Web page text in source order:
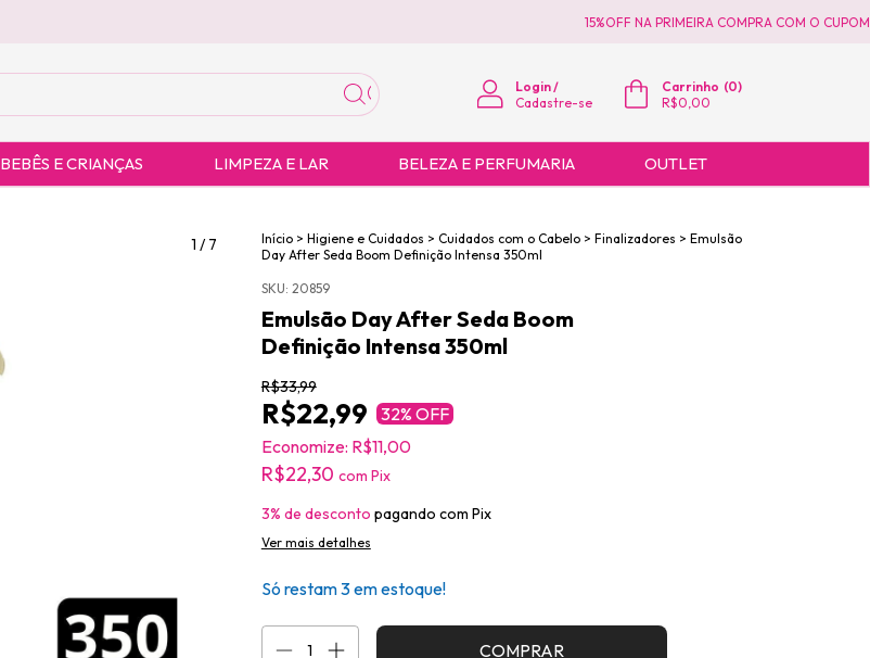
15%OFF NA PRIMEIRA COMPRA COM O CUPOM
Login /
Cadastre-se
Carrinho (0)
R$0,00
BEBÊS E CRIANÇAS LIMPEZA E LAR BELEZA E PERFUMARIA OUTLET
1 /7 Início > Higiene e Cuidados > Cuidados com o Cabelo > Finalizadores > Emulsão
Day After Seda Boom Definição Intensa 350ml
SKU: 20859
Emulsão Day After Seda Boom
Definição Intensa 350ml
R$33,99
R$22,99 32% OFF
Economize: R$11,00
R$22,30 com Pix
3% de desconto pagando com Pix
Ver mais detalhes
Só restam3em estoque!